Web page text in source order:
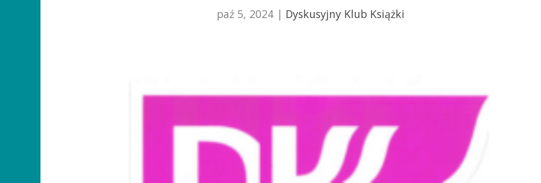
paź 5, 2024 | Dyskusyjny Klub Książki